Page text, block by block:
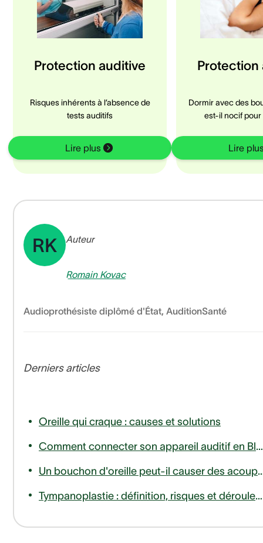
Protection auditive
Risques inhérents à l’absence de
tests auditifs
Lire plus
Protection
Dormir avec des
est-il nocif pour
Lire
RK Auteur
Romain Kovac
Audioprothésiste diplômé d'État, AuditionSanté
Derniers articles
Oreille qui craque : causes et solutions
Comment connecter son appareil auditif en Bluetooth à son téléphone ou télévision ?
Un bouchon d'oreille
Tympanoplastie : définition, risques et déroulement